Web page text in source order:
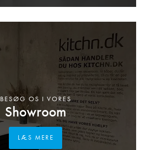
Showroom
BESØG OS I VORES
LÆS MERE